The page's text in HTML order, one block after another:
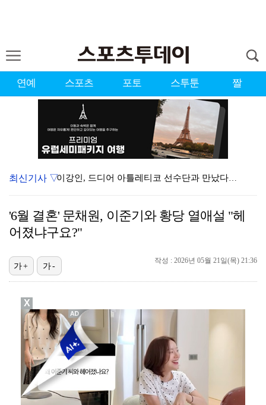
연예 스포츠 포토 스투툰 짤
이강인, 드디어 아틀레티코 선수단과 만났다…시메오네 감…
대한축구협회, 외국인 심판 7차례 성접대 의혹…이 기간…
"기분 맞춰주려고" 축구협회, 외국인 심판 성접대 의혹…
'주장 완장' 김민재, 한국 떠나기 전 뮌헨 동료들에게…
최신기사 ▽
'6월 결혼' 문채원, 이준기와 황당 열애설 "헤
어졌냐구요?"
작성 : 2026년 05월 21일(목) 21:36
가+ 가-
X